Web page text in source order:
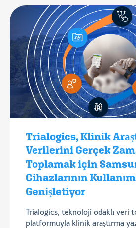
Trialogics, Klinik
Verilerini Gerçek
Toplamak için
Cihazlarının
Genişletiyor
Trialogics, teknoloji odaklı veri
platformuyla klinik araştırma